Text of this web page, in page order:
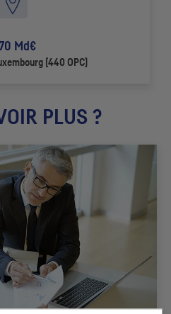
Md€
(440 OPC
PLUS ?